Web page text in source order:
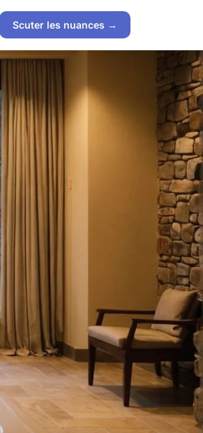
Scuter les nuances →